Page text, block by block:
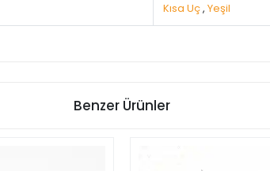
Kısa Uç, Yeşil
Benzer Ürünler